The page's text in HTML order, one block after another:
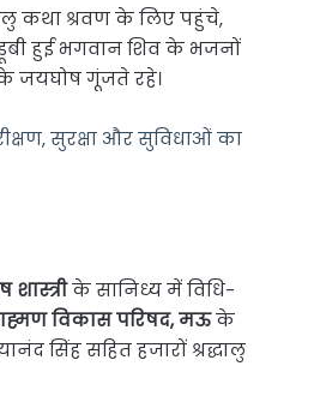
कथा श्रवण के लिए पहुंचे,
हुई भगवान शिव के भजनों
जयघोष गूंजते रहे।
सुरक्षा और सुविधाओं का
शास्त्रीके सानिध्य में विधि-
विकास परिषद, मऊके
सिंह सहित हजारों श्रद्धालु